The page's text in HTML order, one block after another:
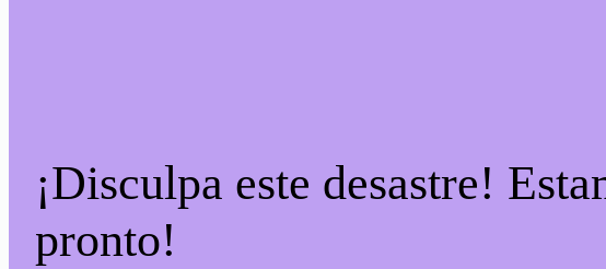
¡Disculpa este desastre!
pronto!